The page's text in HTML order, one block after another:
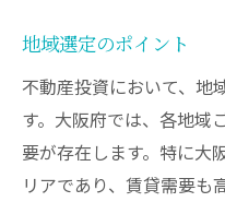
市場サイクルの
地域活性化の
持続可能な投
賢明な投資判断で
市場予測を基
地域選定のポイント
不動産投資において、地
す。大阪府では、各地域
要が存在します。特に大
リアであり、賃貸需要も